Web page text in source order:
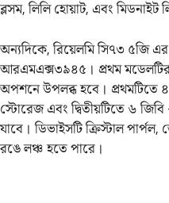
ব্লসম, লিলি হোয়াট, এবং মিডনাইট
অন্যদিকে, রিয়েলমি সি৭৩ ৫জি
আরএমএক্স৩৯৪৫। প্রথম মডেলটির
অপশনে উপলব্ধ হবে। প্রথমটিতে ৪
স্টোরেজ এবং দ্বিতীয়টিতে ৬
যাবে। ডিভাইসটি ক্রিস্টাল পার্পল,
রঙে লঞ্চ হতে পারে।